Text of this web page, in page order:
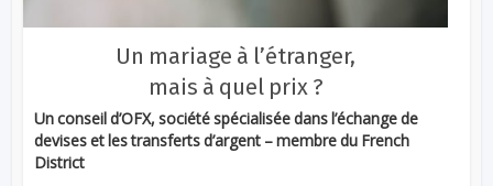
Un mariage à l’étranger,
mais à quel prix ?
Un conseil d’OFX, société spécialisée dans l’échange de
devises et les transferts d’argent – membre du French
District